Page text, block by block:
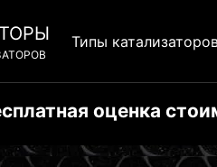
Типы
оценка